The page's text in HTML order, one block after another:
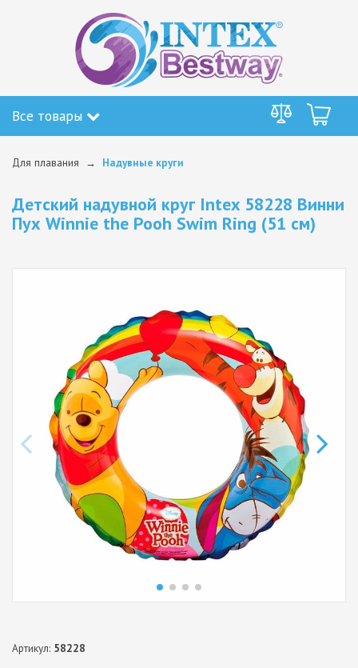
Все товары
Для плавания Надувные круги
Детский надувной круг Intex 58228 Винни
Пух Winnie the Pooh Swim Ring (51 см)
Артикул: 58228